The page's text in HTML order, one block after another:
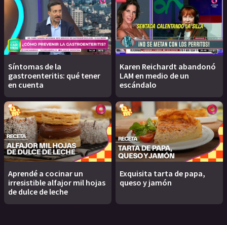
Síntomas de la
gastroenteritis: qué tener
en cuenta
Karen Reichardt abandonó
LAM en medio de un
escándalo
Aprendé a cocinar un
irresistible alfajor mil hojas
de dulce de leche
Exquisita tarta de papa,
queso y jamón